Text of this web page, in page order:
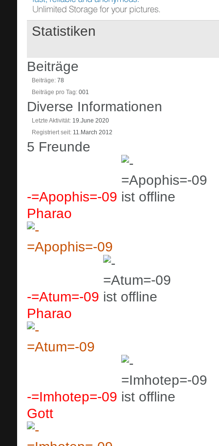
Statistiken
Beiträge
Beiträge 78
Beiträge pro Tag 001
Diverse Informationen
Letzte Aktivität 19.June 2020
Registriert seit 11.March 2012
5 Freunde
-=Apophis=-09
Pharao
-=Atum=-09
Pharao
-=Imhotep=-09
Gott